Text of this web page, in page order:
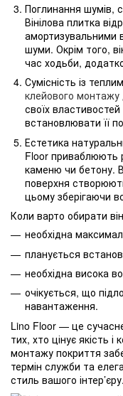
Поглинання шумів,
Вінілова плитка
амортизувальними
шуми. Окрім того,
час ходьби,
Сумісність із
клейового монтажу
своїх
встановлювати її
Естетика
Floor приваблюють
каменю чи бетону.
поверхня
цьому зберігаючи
Коли варто обирати
необхідна
планується
необхідна висока
очікується, що
навантаження.
Lino Floor — це
тих, хто цінує якість
монтажу покриття
термін служби та
стиль вашого інтер’єру.